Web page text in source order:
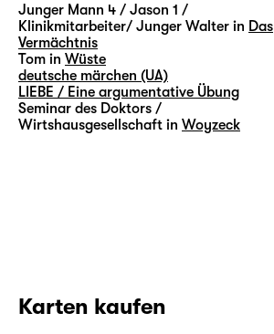
Junger Mann 4 / Jason 1 /
Klinikmitarbeiter/ Junger Walter in Das
Vermächtnis
Tom in Wüste
deutsche märchen (UA)
LIEBE / Eine argumentative Übung
Seminar des Doktors /
Wirtshausgesellschaft in Woyzeck
Karten kaufen